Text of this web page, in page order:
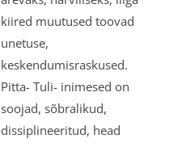
kiired muutused toovad
unetuse,
keskendumisraskused.
Pitta- Tuli- inimesed on
soojad, sõbralikud,
dissiplineeritud, head